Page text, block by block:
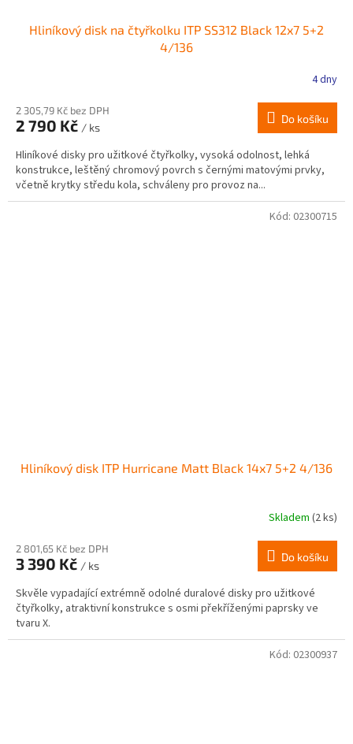
Hliníkový disk na čtyřkolku ITP SS312 Black 12x7 5+2
4/136
4 dny
2 305,79 Kč bez DPH
2 790 Kč / ks
Do košíku
Hliníkové disky pro užitkové čtyřkolky, vysoká odolnost, lehká
konstrukce, leštěný chromový povrch s černými matovými prvky,
včetně krytky středu kola, schváleny pro provoz na...
Hliníkový disk ITP Hurricane Matt Black 14x7 5+2 4/136
produktu
je
z
5
hvězdiček.
Skladem(2 ks)
2 801,65 Kč bez DPH
3 390 Kč / ks
Do košíku
Skvěle vypadající extrémně odolné duralové disky pro užitkové
čtyřkolky, atraktivní konstrukce s osmi překříženými paprsky ve
tvaru X.
Kód: 02300715
Kód: 02300937